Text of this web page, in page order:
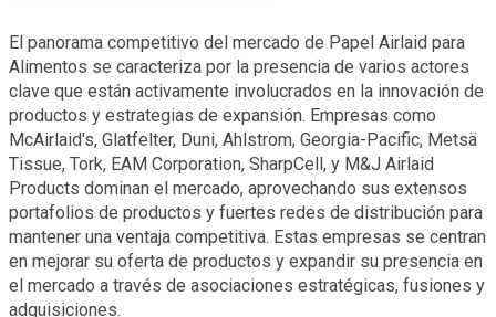
El panorama competitivo del mercado de Papel Airlaid para
Alimentos se caracteriza por la presencia de varios actores
clave que están activamente involucrados en la innovación de
productos y estrategias de expansión. Empresas como
McAirlaid's, Glatfelter, Duni, Ahlstrom, Georgia-Pacific, Metsä
Tissue, Tork, EAM Corporation, SharpCell, y M&J Airlaid
Products dominan el mercado, aprovechando sus extensos
portafolios de productos y fuertes redes de distribución para
mantener una ventaja competitiva. Estas empresas se centran
en mejorar su oferta de productos y expandir su presencia en
el mercado a través de asociaciones estratégicas, fusiones y
adquisiciones.